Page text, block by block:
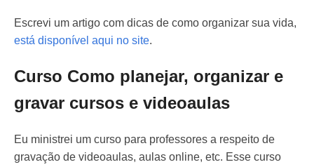
Escrevi um artigo com dicas de como organizar sua vida,
está disponível aqui no site.
Curso Como planejar, organizar e
gravar cursos e videoaulas
Eu ministrei um curso para professores a respeito de
gravação de videoaulas, aulas online, etc. Esse curso